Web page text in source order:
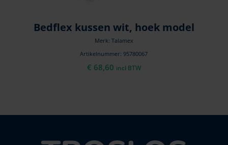
Bedflex kussen wit, hoek model
Merk: Talamex
Artikelnummer: 95780067
€ 68,60 incl BTW